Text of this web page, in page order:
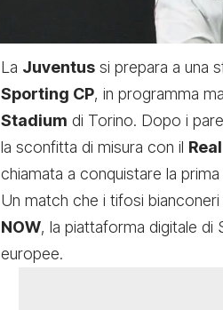
La Juventus si prepara a una
Sporting CP, in programma
Stadium di Torino. Dopo i
la sconfitta di misura con il
chiamata a conquistare la
Un match che i tifosi
NOW, la piattaforma digitale
europee.